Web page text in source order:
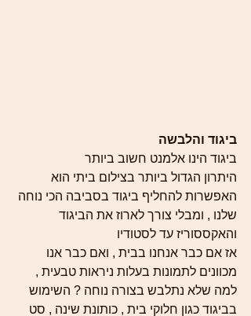
ביגוד והלבשה
ביגוד הינו אלמנט חשוב ביותר
היתרון הגדול ביותר בצילום ביתי הוא
האפשרות להחליף ביגוד בסביבה הכי נוחה
שלנו , ומבלי צורך לארוז את הביגוד
והאקססוריז עד לסטודיו
אז אם כבר אנחנו בבית , ואם כבר אנו
מכוונים לתמונות בעלות ניראות טבעית ,
למה שלא נתלבש בצורה נוחה ? השימוש
בביגוד כגון חלוקי בית , כותונת שינה , סט